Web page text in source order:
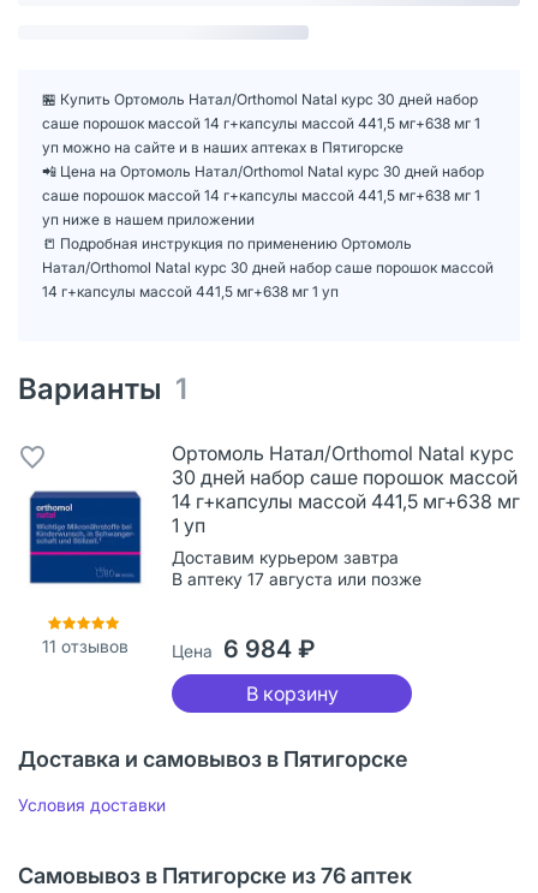
🏪 Купить Ортомоль Натал/Orthomol Natal курс 30 дней набор
саше порошок массой 14 г+капсулы массой 441,5 мг+638 мг 1
уп можно на сайте и в наших аптеках в Пятигорске
📲 Цена на Ортомоль Натал/Orthomol Natal курс 30 дней набор
саше порошок массой 14 г+капсулы массой 441,5 мг+638 мг 1
уп ниже в нашем приложении
📒 Подробная инструкция по применению Ортомоль
Натал/Orthomol Natal курс 30 дней набор саше порошок массой
14 г+капсулы массой 441,5 мг+638 мг 1 уп
Варианты 1
11 отзывов
Ортомоль Натал/Orthomol Natal курс
30 дней набор саше порошок массой
14 г+капсулы массой 441,5 мг+638 мг
1 уп
Доставим курьером завтра
В аптеку 17 августа или позже
Цена 6 984 ₽
В корзину
Доставка и самовывоз в Пятигорске
Условия доставки
Самовывоз в Пятигорске из 76 аптек